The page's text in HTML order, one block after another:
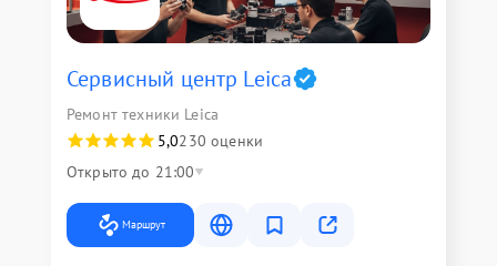
Сервисный центр Leica
Ремонт техники Leica
5,0230 оценки
Открыто до 21:00
Маршрут